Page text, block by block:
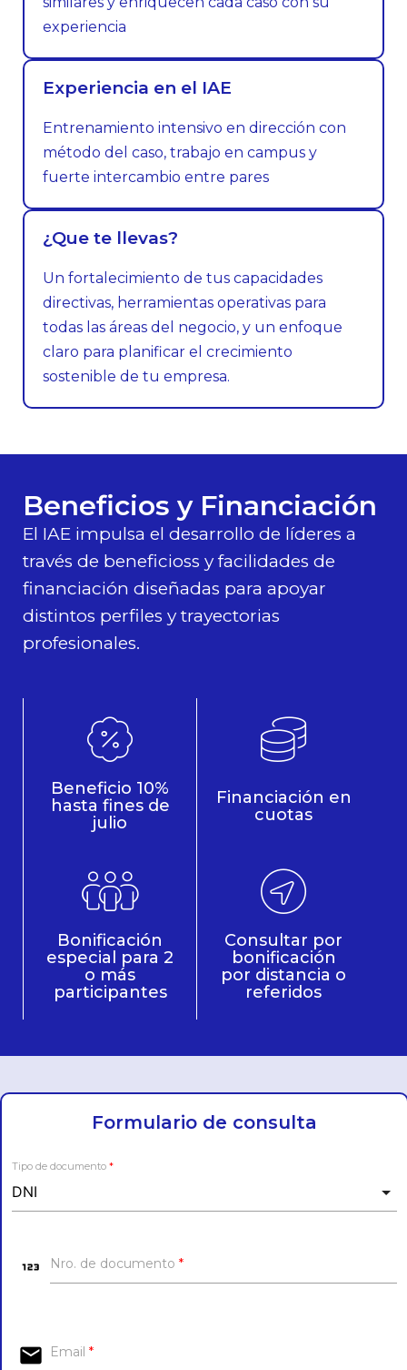
experiencia
Experiencia en el IAE
Entrenamiento intensivo en dirección con
método del caso, trabajo en campus y
fuerte intercambio entre pares
¿Que te llevas?
Un fortalecimiento de tus capacidades
directivas, herramientas operativas para
todas las áreas del negocio, y un enfoque
claro para planificar el crecimiento
sostenible de tu empresa.
Beneficios y Financiación
El IAE impulsa el desarrollo de líderes a
través de beneficioss y facilidades de
financiación diseñadas para apoyar
distintos perfiles y trayectorias
profesionales.
Beneficio 10%
hasta fines de
julio
Financiación en
cuotas
Bonificación
especial para 2
o más
participantes
Consultar por
bonificación
por distancia o
referidos
Formulario de consulta
Tipo de documento *
123 Nro. de documento *
email Email *